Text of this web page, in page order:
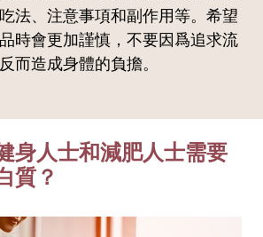
法、注意事項和副作用等。希望
時會更加謹慎，不要因爲追求流
而造成身體的負擔。
身人士和減肥人士需要
質？